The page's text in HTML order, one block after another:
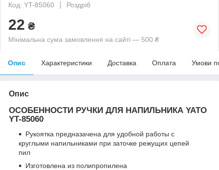
Код: YT-85060
Роздріб
22 ₴
Мінімальна сума замовлення на сайті — 500 ₴
Опис Характеристики Доставка Оплата Умови
Опис
ОСОБЕННОСТИ РУЧКИ ДЛЯ НАПИЛЬНИКА YATO
YT-85060
Рукоятка предназачена для удобной работы с
круглыми напильниками при заточке режущих цепей
пил
Изготовлена из полипропилена